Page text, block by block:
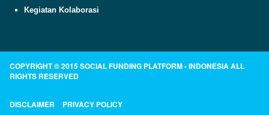
Kegiatan Kolaborasi
COPYRIGHT © 2015 SOCIAL FUNDING PLATFORM - INDONESIA ALL
RIGHTS RESERVED
DISCLAIMER PRIVACY POLICY